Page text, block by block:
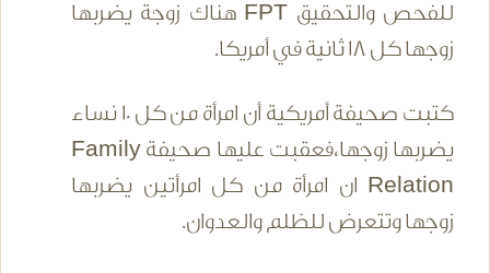
للفحص والتحقيق FPT هناك زوجة يضربها
زوجها كل 18 ثانية في أمريكا.
كتبت صحيفة أمريكية أن امرأة من كل 10 نساء
يضربها زوجها،فعقبت عليها صحيفة Family
Relation ان امرأة من كل امرأتين يضربها
زوجها وتتعرض للظلم والعدوان.